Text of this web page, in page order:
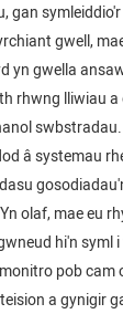
gan
gwell,
yn gwella
rhwng lliwiau
â systemau
olaf, mae eu
hi'n syml
pob cam
a gynigir